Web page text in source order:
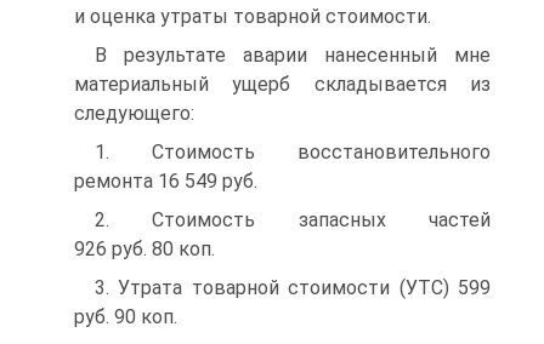
и оценка утраты товарной стоимости.
В результате аварии нанесенный мне
материальный ущерб складывается из
следующего:
1. Стоимость восстановительного
ремонта 16 549 руб.
2. Стоимость запасных частей
926 руб. 80 коп.
3. Утрата товарной стоимости (УТС) 599
руб. 90 коп.